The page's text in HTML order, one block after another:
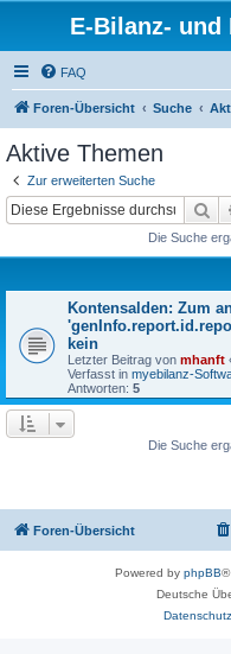
E-Bilanz- und
FAQ
Foren-Übersicht Suche
Aktive Themen
Zur erweiterten Suche
Die Suche
Kontensalden: Zum
kein
Letzter Beitrag von mhanft
Verfasst in myebilanz-
Antworten: 5
Die Suche
Foren-Übersicht
Powered by phpBB®
Deutsche
Datenschutz